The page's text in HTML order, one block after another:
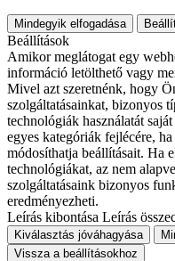
Mindegyik elfogadása
Beállítások
Amikor meglátogat egy
információ letölthető vagy
Mivel azt szeretnénk, hogy
szolgáltatásainkat, bizonyos
technológiák használatát
egyes kategóriák fejlécére,
módosíthatja beállításait. Ha
technológiákat, az nem
szolgáltatásaink bizonyos
eredményezheti.
Leírás kibontása Leírás
Kiválasztás jóváhagyása
Vissza a beállításokhoz